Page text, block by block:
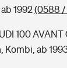
1992(0588 /
100 AVANT
Kombi, ab